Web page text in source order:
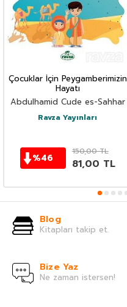
Çocuklar İçin Peygamberimizin
Hayatı
Abdulhamid Cude es-Sahhar
Ravza Yayınları
%46
150,00TL
81,00 TL
Blog
Kitapları takip et.
Bize Yaz
Ne zaman istersen!